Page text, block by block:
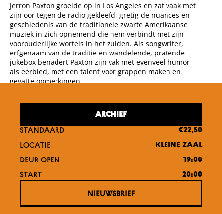
Jerron Paxton groeide op in Los Angeles en zat vaak met
zijn oor tegen de radio gekleefd, gretig de nuances en
geschiedenis van de traditionele zwarte Amerikaanse
muziek in zich opnemend die hem verbindt met zijn
voorouderlijke wortels in het zuiden. Als songwriter,
erfgenaam van de traditie en wandelende, pratende
jukebox benadert Paxton zijn vak met evenveel humor
als eerbied, met een talent voor grappen maken en
gevatte opmerkingen.
ARCHIEF
STANDAARD €22,50
LOCATIE KLEINE ZAAL
DEUR OPEN 19:00
START 20:00
NIEUWSBRIEF